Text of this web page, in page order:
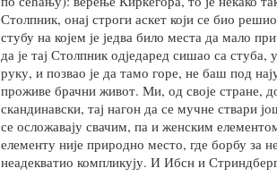
Столпник, онај строги аскет који се био
стубу на којем је једва било места да мало
да је тај Столпник одједаред сишао са стуба,
руку, и позвао је да тамо горе, не баш под
проживе брачни живот. Ми, од своје стране,
скандинавски, тај нагон да се мучне ствари
се осложавају свачим, па и женским
елементу није природно место, где борбу за
неадекватио компликују. И Ибсн и